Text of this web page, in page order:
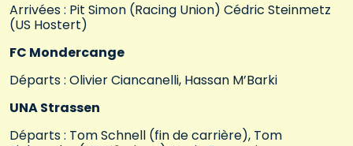
Arrivées : Pit Simon (Racing Union) Cédric Steinmetz
(US Hostert)
FC Mondercange
Départs : Olivier Ciancanelli, Hassan M’Barki
UNA Strassen
Départs : Tom Schnell (fin de carrière), Tom